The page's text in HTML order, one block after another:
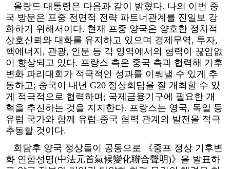
올랑드 대통령은 다음과 같이 밝혔다. 나의 이번 중
국 방문은 프중 전면적 전략 파트너관계를 진일보 강
화하기 위해서이다. 현재 프중 양국은 양호한 정치적
상호신뢰와 대화를 유지하고 있으며 경제무역, 투자,
핵에너지, 관광, 인문 등 각 영역에서의 협력이 끊임없
이 향상되고 있다. 프랑스 측은 중국 측과 협력해 기후
변화 파리대회가 적극적인 성과를 이뤄낼 수 있게 추
동하고; 중국이 내년 G20 정상회담을 잘 개최할 수 있
게 적극적으로 협력하며; 국제금융기구에 필요한 개
혁을 추진하는 것을 지지한다. 프랑스는 영국, 독일 등
유럽 국가와 함께 유럽-중국 협력 관계의 발전을 적극
추동할 것이다.
회담후 양국 정상들이 공동으로 《중프 정상 기후변
화 연합성명(中法元首氣候變化聯合聲明)》을 발표하